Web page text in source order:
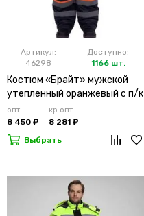
Артикул:
46298
Доступно:
1166 шт.
Костюм «Брайт» мужской
утепленный оранжевый с п/к
опт
8 450 ₽
кр.опт
8 281 ₽
Выбрать